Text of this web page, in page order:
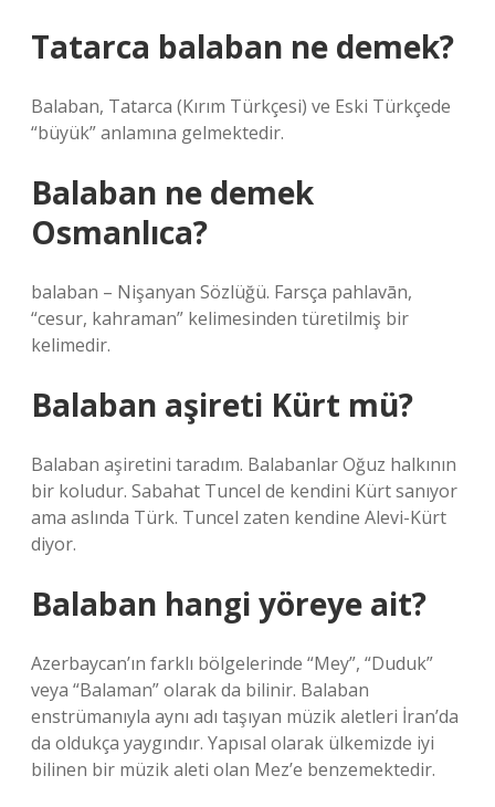
Tatarca balaban ne demek?
Balaban, Tatarca (Kırım Türkçesi) ve Eski Türkçede
“büyük” anlamına gelmektedir.
Balaban ne demek
Osmanlıca?
balaban – Nişanyan Sözlüğü. Farsça pahlavān,
“cesur, kahraman” kelimesinden türetilmiş bir
kelimedir.
Balaban aşireti Kürt mü?
Balaban aşiretini taradım. Balabanlar Oğuz halkının
bir koludur. Sabahat Tuncel de kendini Kürt sanıyor
ama aslında Türk. Tuncel zaten kendine Alevi-Kürt
diyor.
Balaban hangi yöreye ait?
Azerbaycan’ın farklı bölgelerinde “Mey”, “Duduk”
veya “Balaman” olarak da bilinir. Balaban
enstrümanıyla aynı adı taşıyan müzik aletleri İran’da
da oldukça yaygındır. Yapısal olarak ülkemizde iyi
bilinen bir müzik aleti olan Mez’e benzemektedir.